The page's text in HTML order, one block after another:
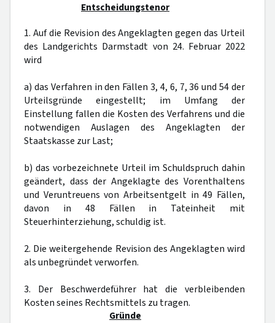
Entscheidungstenor
1. Auf die Revision des Angeklagten gegen das Urteil
des Landgerichts Darmstadt von 24. Februar 2022
wird
a) das Verfahren in den Fällen 3, 4, 6, 7, 36 und 54 der
Urteilsgründe eingestellt; im Umfang der
Einstellung fallen die Kosten des Verfahrens und die
notwendigen Auslagen des Angeklagten der
Staatskasse zur Last;
b) das vorbezeichnete Urteil im Schuldspruch dahin
geändert, dass der Angeklagte des Vorenthaltens
und Veruntreuens von Arbeitsentgelt in 49 Fällen,
davon in 48 Fällen in Tateinheit mit
Steuerhinterziehung, schuldig ist.
2. Die weitergehende Revision des Angeklagten wird
als unbegründet verworfen.
3. Der Beschwerdeführer hat die verbleibenden
Kosten seines Rechtsmittels zu tragen.
Gründe